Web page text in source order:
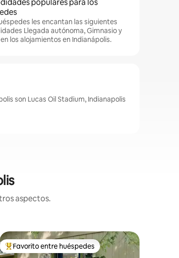
populares para los
les encantan las siguientes
Llegada autónoma, Gimnasio y
los alojamientos en Indianápolis.
son Lucas Oil Stadium, Indianapolis
aspectos.
Favorito entre huéspedes preferido
Favorito entre huéspedes